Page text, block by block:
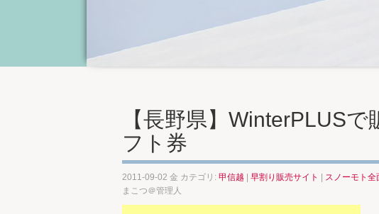
【長野県】WinterPLUSで
フト券
2011-09-02 金 カテゴリ: 甲信越 早割り販売サイト スノーモト全
まこつ＠管理人